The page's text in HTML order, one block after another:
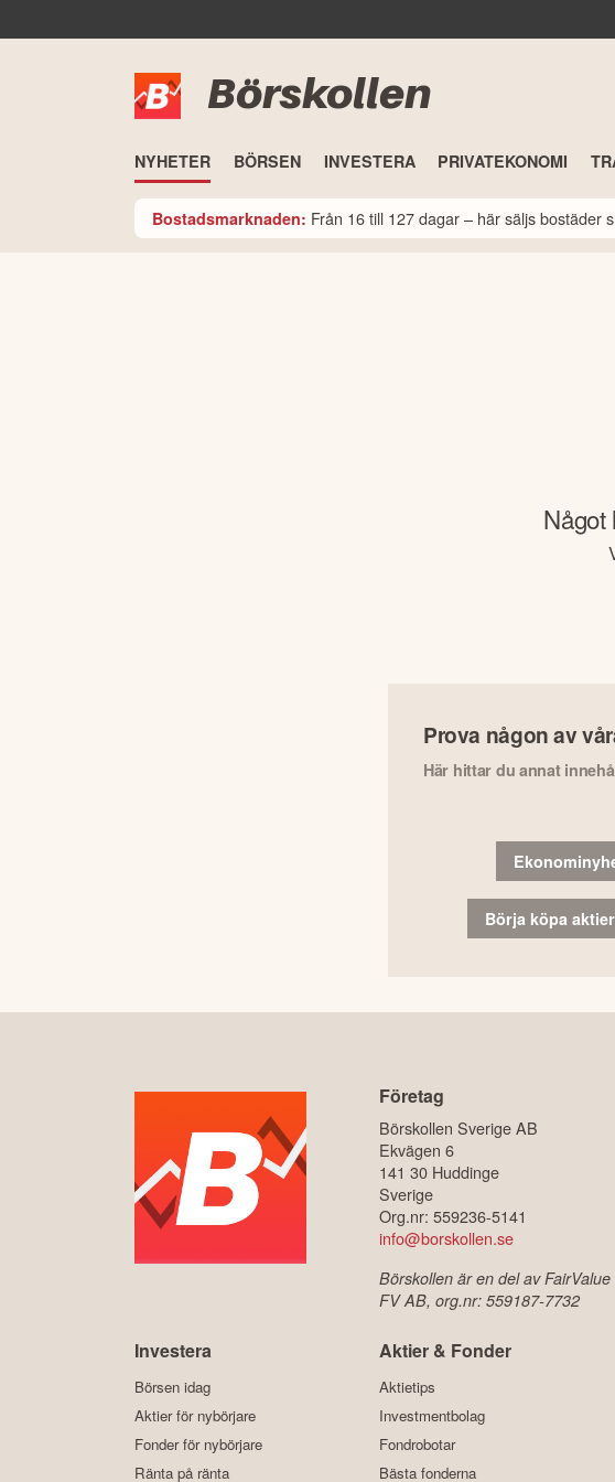
Börskollen
NYHETER BÖRSEN INVESTERA PRIVATEKONOMI
Bostadsmarknaden: Från 16 till 127 dagar – här säljs bostäder
Något
Prova någon av
Här hittar du annat
Börja köpa aktier
Företag
Börskollen Sverige AB
Ekvägen 6
141 30 Huddinge
Sverige
Org.nr: 559236-5141
info@borskollen.se
Börskollen är en del av FairValue
FV AB, org.nr: 559187-7732
Investera
Börsen idag
Aktier för nybörjare
Fonder för nybörjare
Ränta på ränta
Aktier & Fonder
Aktietips
Investmentbolag
Fondrobotar
Bästa fonderna